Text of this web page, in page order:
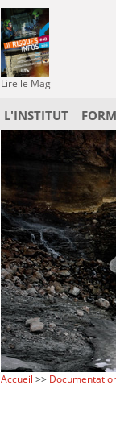
Lire le Mag
L'INSTITUT
Accueil >>